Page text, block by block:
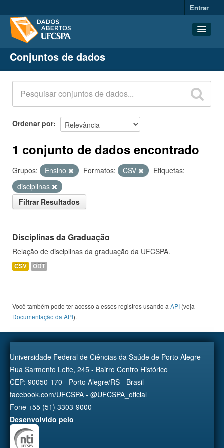
Entrar
Conjuntos de dados
Organizações
Grupos
Sobre
Conjuntos de dados
Ordenar por
1 conjunto de dados encontrado
Grupos: Ensino Formatos: CSV
Etiquetas:
disciplinas
Filtrar Resultados
Disciplinas da Graduação
Relação de disciplinas da graduação da UFCSPA.
CSV ODT
Você também pode ter acesso a esses registros usando a API (veja
Documentação da API).
Universidade Federal de Ciências da Saúde de Porto Alegre
Rua Sarmento Leite, 245 - Bairro Centro Histórico
CEP: 90050-170 - Porto Alegre/RS - Brasil
facebook.com/UFCSPA - @UFCSPA_oficial
Fone +55 (51) 3303-9000
Desenvolvido pelo